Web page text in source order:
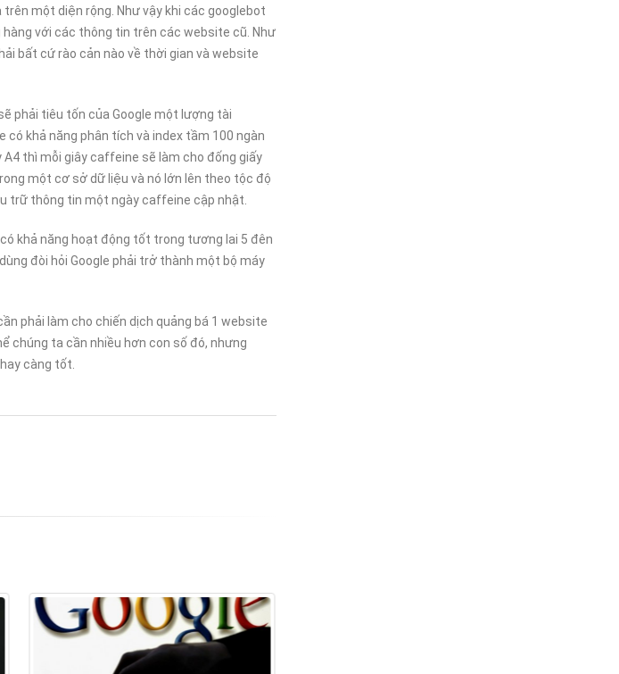
một diện rộng. Như vậy khi các googlebot
với các thông tin trên các website cũ. Như
bất cứ rào cản nào về thời gian và website
phải tiêu tốn của Google một lượng tài
có khả năng phân tích và index tầm 100 ngàn
thì mỗi giây caffeine sẽ làm cho đống giấy
một cơ sở dữ liệu và nó lớn lên theo tộc độ
trữ thông tin một ngày caffeine cập nhật.
khả năng hoạt động tốt trong tương lai 5 đên
đòi hỏi Google phải trở thành một bộ máy
phải làm cho chiến dịch quảng bá 1 website
chúng ta cần nhiều hơn con số đó, nhưng
càng tốt.